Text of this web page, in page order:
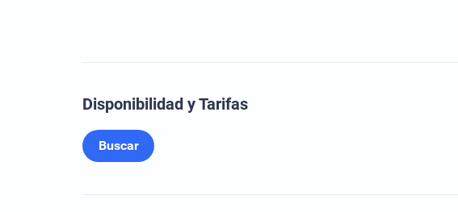
Disponibilidad y Tarifas
Buscar